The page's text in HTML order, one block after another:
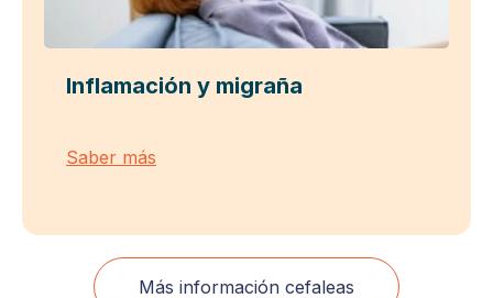
Inflamación y migraña
Saber más
Más información cefaleas